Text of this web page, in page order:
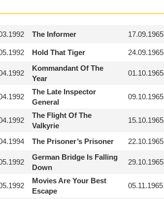
The Informer 17.09.1965
Hold That Tiger 24.09.1965
Kommandant Of The
Year
01.10.1965
The Late Inspector
General
09.10.1965
The Flight Of The
Valkyrie
15.10.1965
The Prisoner’s Prisoner 22.10.1965
German Bridge Is Falling
Down
29.10.1965
Movies Are Your Best
Escape
05.11.1965